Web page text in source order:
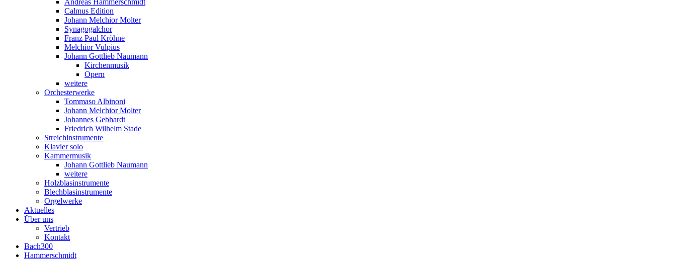
Andreas Hammerschmidt
Calmus Edition
Johann Melchior Molter
Synagogalchor
Franz Paul Kröhne
Melchior Vulpius
Johann Gottlieb Naumann
Kirchenmusik
Opern
weitere
Orchesterwerke
Tommaso Albinoni
Johann Melchior Molter
Johannes Gebhardt
Friedrich Wilhelm Stade
Streichinstrumente
Klavier solo
Kammermusik
Johann Gottlieb Naumann
weitere
Holzblasinstrumente
Blechblasinstrumente
Orgelwerke
Aktuelles
Über uns
Vertrieb
Kontakt
Bach300
Hammerschmidt